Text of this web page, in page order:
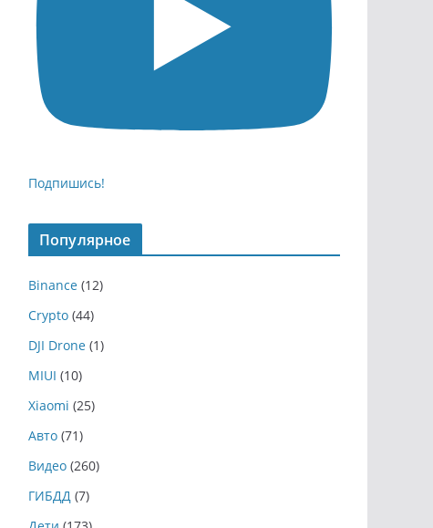
Подпишись!
Популярное
Binance (12)
Crypto (44)
DJI Drone (1)
MIUI (10)
Xiaomi (25)
Авто (71)
Видео (260)
ГИБДД (7)